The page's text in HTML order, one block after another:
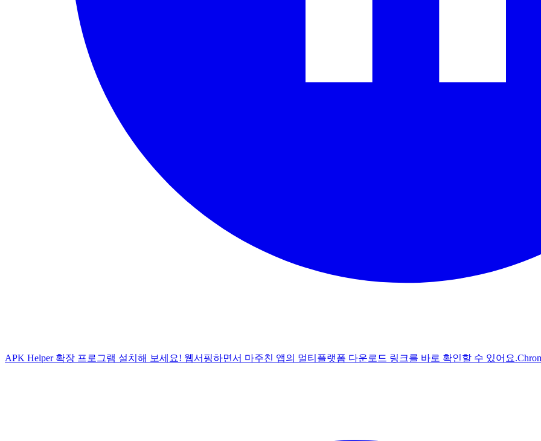
APK Helper 확장 프로그램 설치해 보세요! 웹서핑하면서 마주친 앱의 멀티플랫폼 다운로드 링크를 바로 확인할 수 있어요.